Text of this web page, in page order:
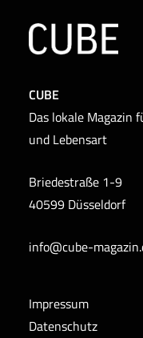
CUBE
Das lokale Magazin
und Lebensart
Briedestraße 1-9
40599 Düsseldorf
info@cube-
Impressum
Datenschutz